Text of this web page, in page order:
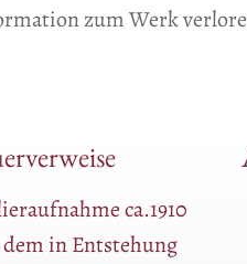
zum Werk
ca.1910
in Entstehung